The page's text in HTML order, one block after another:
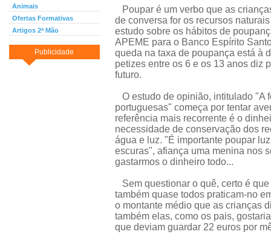
Animais
Ofertas Formativas
Artigos 2ª Mão
Publicidade
Poupar é um verbo que as
de conversa for os recursos
estudo sobre os hábitos de
APEME para o Banco Espírito
queda na taxa de poupança está à
petizes entre os 6 e os 13 anos diz
futuro.
O estudo de opinião, intitulado "A
portuguesas" começa por tentar
referência mais recorrente é o
necessidade de conservação dos
água e luz. "É importante poupar
escuras", afiança uma menina nos
gastarmos o dinheiro todo...
Sem questionar o quê, certo é
também quase todos praticam-no
o montante médio que as crianças
também elas, como os pais,
que deviam guardar 22 euros por